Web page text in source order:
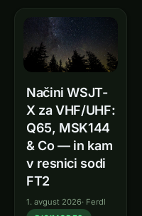
sodelovanje še kaj
spremeni. Pri
MeshCore je ta
trenutek zdaj.
Omrežje raste, na
zemljevidu so še
bele lise — in vsaka
dodatna naprava,…
Načini WSJT-
X za VHF/UHF:
Q65, MSK144
& Co — in kam
v resnici sodi
FT2
1. avgust 2026· Ferdl